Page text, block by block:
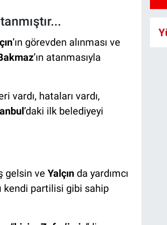
’ın görevden alınması ve
’ın atanmasıyla
vardı, hataları vardı,
’daki ilk belediyeyi
gelsin ve Yalçında yardımcı
kendi partilisi gibi sahip